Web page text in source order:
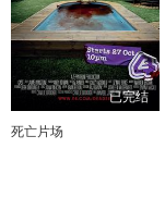
已完结
死亡片场